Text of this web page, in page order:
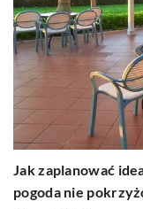
Jak zaplanować
pogoda nie